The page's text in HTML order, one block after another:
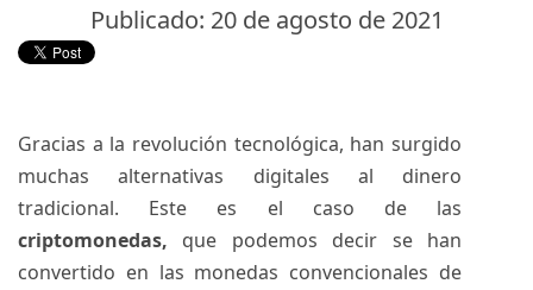
Publicado: 20 de agosto de 2021
Gracias a la revolución tecnológica, han surgido
muchas alternativas digitales al dinero
tradicional. Este es el caso de las
criptomonedas, que podemos decir se han
convertido en las monedas convencionales de